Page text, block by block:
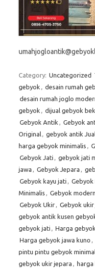
Category: Uncategorized
gebyok , desain rumah
desain rumah joglo
gebyok , dijual gebyok
Gebyok Antik , Gebyok
Original, gebyok antik
harga gebyok minimalis ,
Gebyok Jati , gebyok jati
jawa , Gebyok Jepara ,
Gebyok kayu jati , Gebyok
Minimalis , Gebyok modern
Gebyok Ukir, Gebyok
gebyok antik kusen
gebyok jati , Harga
Harga gebyok jawa kuno ,
pintu pintu gebyok
gebyok ukir jepara , harga